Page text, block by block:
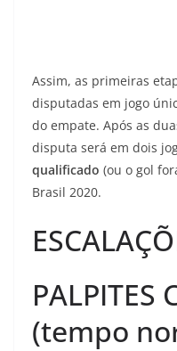
Assim, as primeiras
disputadas em jogo
do empate. Após as
disputa será em dois
qualificado (ou o gol
Brasil 2020.
PALPITES
(tempo